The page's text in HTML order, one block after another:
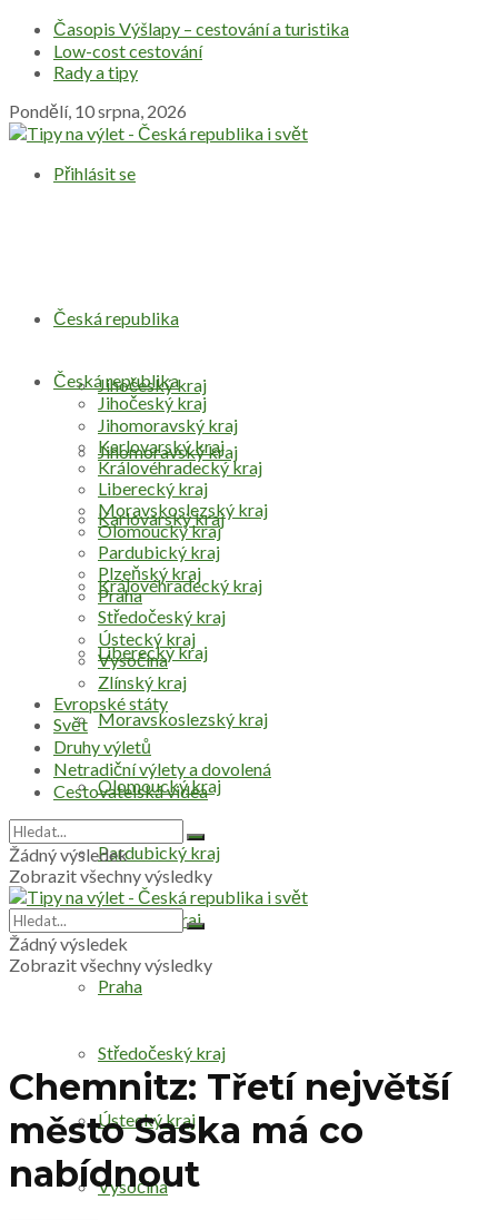
Časopis Výšlapy – cestování a turistika
Low-cost cestování
Rady a tipy
Pondělí, 10 srpna, 2026
Přihlásit se
Česká republika
Jihočeský kraj
Jihomoravský kraj
Karlovarský kraj
Královéhradecký kraj
Liberecký kraj
Moravskoslezský kraj
Olomoucký kraj
Pardubický kraj
Plzeňský kraj
Praha
Středočeský kraj
Ústecký kraj
Vysočina
Česká republika
Jihočeský kraj
Jihomoravský kraj
Karlovarský kraj
Královéhradecký kraj
Liberecký kraj
Moravskoslezský kraj
Olomoucký kraj
Pardubický kraj
Plzeňský kraj
Praha
Středočeský kraj
Ústecký kraj
Vysočina
Zlínský kraj
Evropské státy
Svět
Druhy výletů
Netradiční výlety a dovolená
Cestovatelská videa
Žádný výsledek
Zobrazit všechny výsledky
Žádný výsledek
Zobrazit všechny výsledky
Chemnitz: Třetí největší
město Saska má co
nabídnout